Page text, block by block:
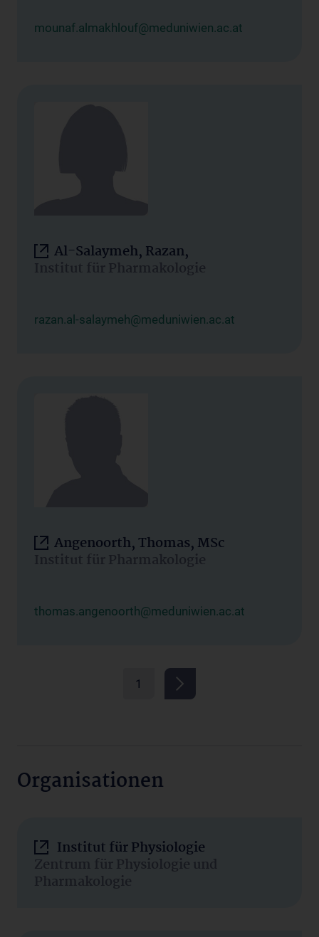
mounaf.almakhlouf@meduniwien.ac.at
Al-Salaymeh, Razan,
Institut für Pharmakologie
razan.al-salaymeh@meduniwien.ac.at
Angenoorth, Thomas, MSc
Institut für Pharmakologie
thomas.angenoorth@meduniwien.ac.at
1
Organisationen
Institut für Physiologie
Zentrum für Physiologie und
Pharmakologie